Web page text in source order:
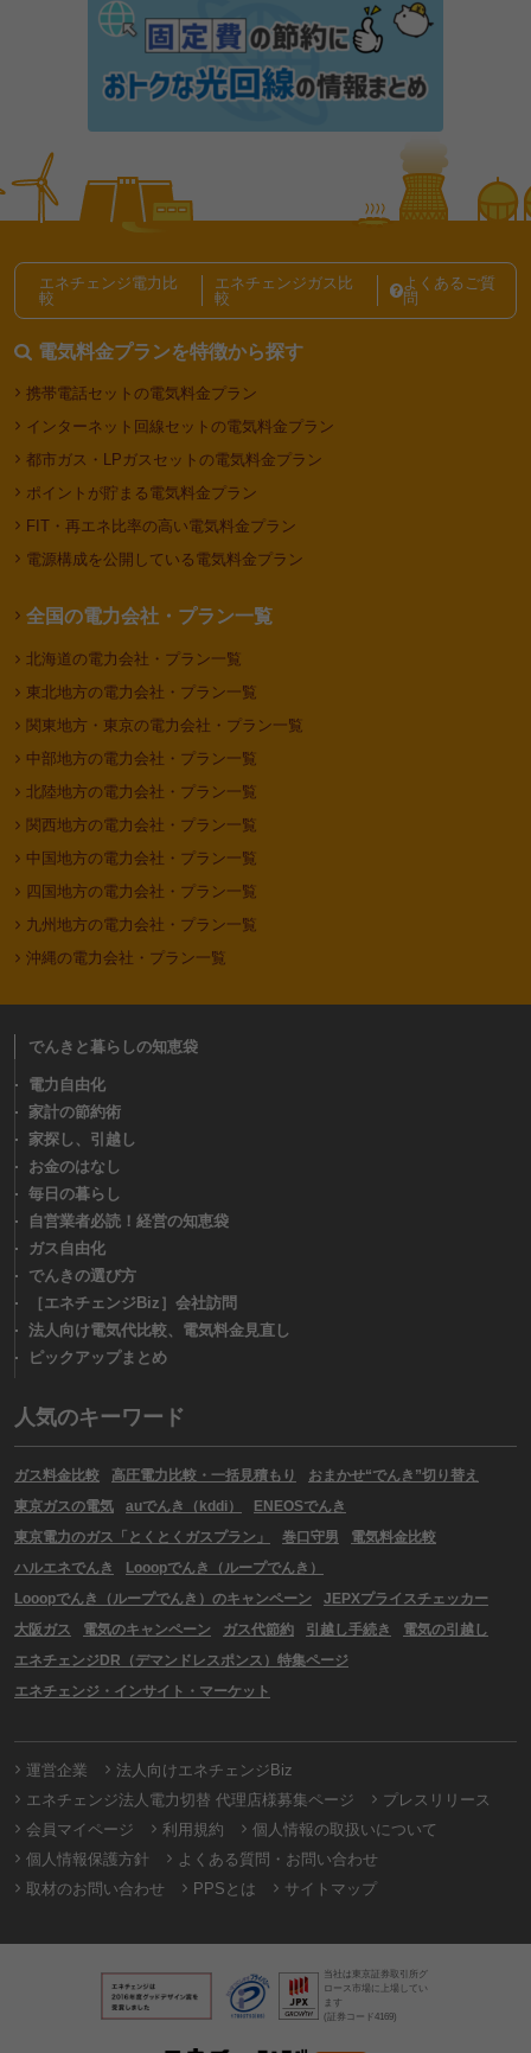
キャッシュバックなど特典はある？
東邦ガスの電気のキャンペーン・特典情報｜最大
エネチェンジ電力比
較
エネチェンジガス比
較
よくあるご質
問
電気料金プランを特徴から探す
携帯電話セットの電気料金プラン
インターネット回線セットの電気料金プラン
都市ガス・LPガスセットの電気料金プラン
ポイントが貯まる電気料金プラン
FIT・再エネ比率の高い電気料金プラン
電源構成を公開している電気料金プラン
全国の電力会社・プラン一覧
北海道の電力会社・プラン一覧
東北地方の電力会社・プラン一覧
関東地方・東京の電力会社・プラン一覧
中部地方の電力会社・プラン一覧
北陸地方の電力会社・プラン一覧
関西地方の電力会社・プラン一覧
中国地方の電力会社・プラン一覧
四国地方の電力会社・プラン一覧
九州地方の電力会社・プラン一覧
沖縄の電力会社・プラン一覧
でんきと暮らしの知恵袋
電力自由化
家計の節約術
家探し、引越し
お金のはなし
毎日の暮らし
自営業者必読！経営の知恵袋
ガス自由化
でんきの選び方
［エネチェンジBiz］会社訪問
法人向け電気代比較、電気料金見直し
ピックアップまとめ
人気のキーワード
ガス料金比較 高圧電力比較・一括見積もり
おまかせ“でんき”切り替え
東京ガスの電気
auでんき（kddi）
ENEOSでんき
東京電力のガス「とくとくガスプラン」
巻口守男
電気料金比較
ハルエネでんき
Looopでんき（ループでんき）
Looopでんき（ループでんき）のキャンペーン
JEPXプライスチェッカー
大阪ガス
電気のキャンペーン ガス代節約 引越し手続き
電気の引越し
エネチェンジDR（デマンドレスポンス）特集ページ
エネチェンジ・インサイト・マーケット
運営企業
法人向けエネチェンジBiz
エネチェンジ法人電力切替 代理店様募集ページ
プレスリリース
会員マイページ
利用規約
個人情報の取扱いについて
個人情報保護方針
よくある質問・お問い合わせ
取材のお問い合わせ
PPSとは サイトマップ
当社は東京証券取引所グ
ロース市場に上場してい
ます
(証券コード4169)